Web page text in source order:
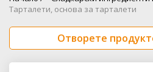
Тарталети, основа за тарталети
Отворете